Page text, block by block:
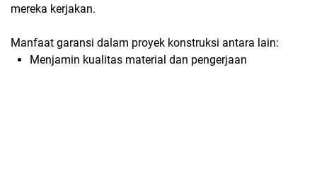
mereka kerjakan.
Manfaat garansi dalam proyek konstruksi antara lain:
Menjamin kualitas material dan pengerjaan